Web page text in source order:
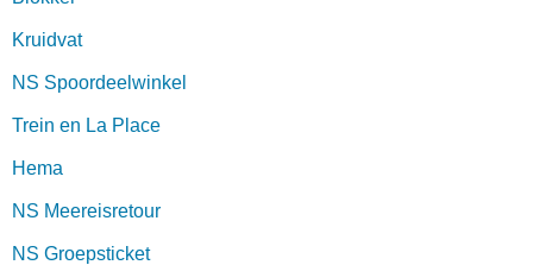
Kruidvat
NS Spoordeelwinkel
Trein en La Place
Hema
NS Meereisretour
NS Groepsticket